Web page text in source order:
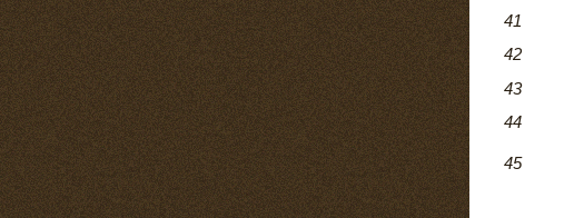
41
42
43
44
45